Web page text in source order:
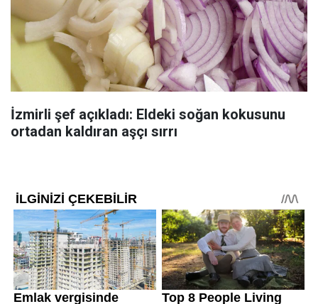
İzmirli şef açıkladı: Eldeki soğan kokusunu
ortadan kaldıran aşçı sırrı